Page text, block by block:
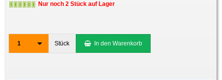
Nur noch 2 Stück auf Lager
1 Stück In den Warenkorb